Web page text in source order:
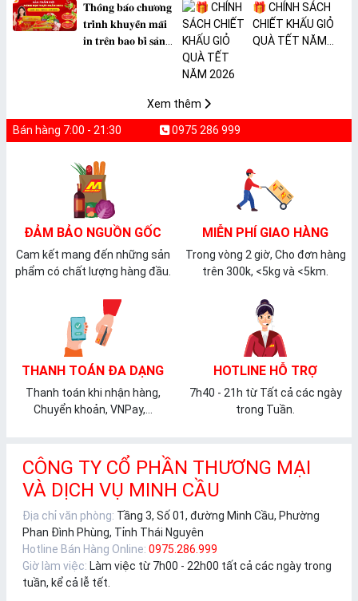
𝐓𝐡𝐨̂𝐧𝐠 𝐛𝐚́𝐨 𝐜𝐡𝐮̛𝐨̛𝐧𝐠
𝐭𝐫𝐢̀𝐧𝐡 𝐤𝐡𝐮𝐲𝐞̂́𝐧 𝐦𝐚̃𝐢
𝐢𝐧 𝐭𝐫𝐞̂𝐧 𝐛𝐚𝐨 𝐛𝐢̀ 𝐬𝐚̉𝐧
🎁 CHÍNH SÁCH
CHIẾT KHẤU GIỎ
QUÀ TẾT NĂM
Xem thêm
Bán hàng 7:00 - 21:30 0975 286 999
ĐẢM BẢO NGUỒN GỐC
Cam kết mang đến những sản
phẩm có chất lượng hàng đầu.
MIỄN PHÍ GIAO HÀNG
Trong vòng 2 giờ, Cho đơn hàng
trên 300k, <5kg và <5km.
THANH TOÁN ĐA DẠNG
Thanh toán khi nhận hàng,
Chuyển khoản, VNPay,...
HOTLINE HỖ TRỢ
7h40 - 21h từ Tất cả các ngày
trong Tuần.
CÔNG TY CỔ PHẦN THƯƠNG MẠI
VÀ DỊCH VỤ MINH CẦU
Địa chỉ văn phòng: Tầng 3, Số 01, đường Minh Cầu, Phường
Phan Đình Phùng, Tỉnh Thái Nguyên
Hotline Bán Hàng Online: 0975.286.999
Giờ làm việc: Làm việc từ 7h00 - 22h00 tất cả các ngày trong
tuần, kể cả lễ tết.